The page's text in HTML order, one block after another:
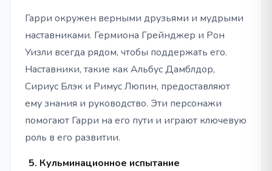
Гарри окружен верными друзьями и мудрыми
наставниками. Гермиона Грейнджер и Рон
Уизли всегда рядом, чтобы поддержать его.
Наставники, такие как Альбус Дамблдор,
Сириус Блэк и Римус Люпин, предоставляют
ему знания и руководство. Эти персонажи
помогают Гарри на его пути и играют ключевую
роль в его развитии.
Кульминационное испытание